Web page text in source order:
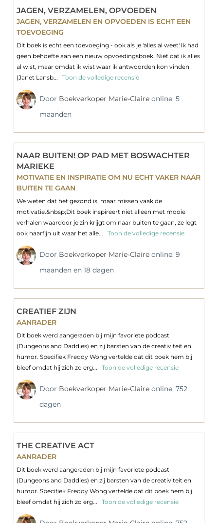
JAGEN, VERZAMELEN, OPVOEDEN
JAGEN, VERZAMELEN EN OPVOEDEN IS ECHT EEN
TOEVOEGING
Dit boek is echt een toevoeging - ook als je 'alles al weet'.Ik had
geen behoefte aan een nieuw opvoedingsboek. Niet dat ik alles
al wist, maar omdat ik wist waar ik antwoorden kon vinden
(Janet Lansb...
Toon de volledige recensie
Door Boekverkoper Marie-Claireonline: 5
maanden
NAAR BUITEN! OP PAD MET BOSWACHTER
MARIEKE
MOTIVATIE EN INSPIRATIE OM NU ECHT VAKER NAAR
BUITEN TE GAAN
We weten dat het gezond is, maar missen vaak de
motivatie.&nbsp;Dit boek inspireert niet alleen met mooie
verhalen waardoor je zin krijgt om naar buiten te gaan, ze legt
ook haarfijn uit waar het alle...
Toon de volledige recensie
Door Boekverkoper Marie-Claireonline: 9
maanden en 18 dagen
CREATIEF ZIJN
AANRADER
Dit boek werd aangeraden bij mijn favoriete podcast
(Dungeons and Daddies) en zij barsten van de creativiteit en
humor. Specifiek Freddy Wong vertelde dat dit boek hem bij
bleef omdat hij zich zo erg...
Toon de volledige recensie
Door Boekverkoper Marie-Claireonline: 752
dagen
THE CREATIVE ACT
AANRADER
Dit boek werd aangeraden bij mijn favoriete podcast
(Dungeons and Daddies) en zij barsten van de creativiteit en
humor. Specifiek Freddy Wong vertelde dat dit boek hem bij
bleef omdat hij zich zo erg...
Toon de volledige recensie